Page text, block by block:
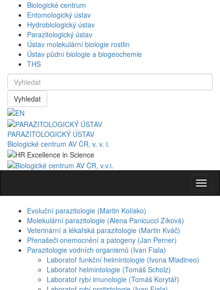
Biologické centrum
Entomologický ústav
Hydrobiologický ústav
Parazitologický ústav
Ústav molekulární biologie rostlin
Ústav půdní biologie a biogeochemie
THS
Vyhledat
PARAZITOLOGICKÝ ÚSTAV
Biologické centrum AV ČR, v. v. i.
Evoluční parazitologie (Martin Kolísko)
Molekulární parazitologie (Alena Panicucci Zíková)
Veterinární a lékařská parazitologie (Martin Kváč)
Přenašeči onemocnění a patogeny (Jan Perner)
Parazitologie vodních organismů (Ivan Fiala)
Laboratoř funkční helmintologie (Ivona Mladineo)
Laboratoř helmintologie (Tomáš Scholz)
Laboratoř rybí imunologie (Tomáš Korytář)